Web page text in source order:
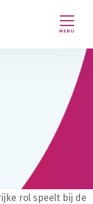
MENU
rol speelt bij de